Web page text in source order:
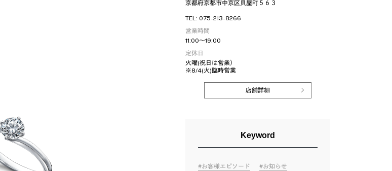
京都府京都市中京区貝屋町５６３
TEL: 075-213-8266
営業時間
11:00～19:00
定休日
火曜(祝日は営業）
※8/4(火)臨時営業
店舗詳細
Keyword
お客様エピソード お知らせ